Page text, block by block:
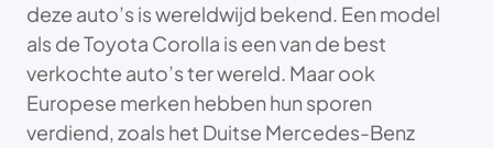
deze auto’s is wereldwijd bekend. Een model
als de Toyota Corolla is een van de best
verkochte auto’s ter wereld. Maar ook
Europese merken hebben hun sporen
verdiend, zoals het Duitse Mercedes-Benz